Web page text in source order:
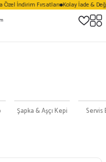
İndirim Fırsatları Kolay İade & Değişim
Şapka & Aşçı Kepi Servis